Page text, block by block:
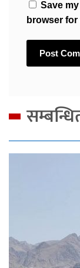
Save
browser